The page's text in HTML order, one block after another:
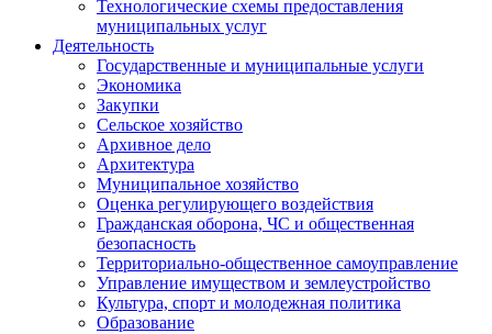
Технологические схемы предоставления
муниципальных услуг
Деятельность
Государственные и муниципальные услуги
Экономика
Закупки
Сельское хозяйство
Архивное дело
Архитектура
Муниципальное хозяйство
Оценка регулирующего воздействия
Гражданская оборона, ЧС и общественная
безопасность
Территориально-общественное самоуправление
Управление имуществом и землеустройство
Культура, спорт и молодежная политика
Образование